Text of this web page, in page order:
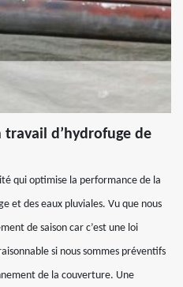
d’hydrofuge de
qui optimise la performance de la
et des eaux pluviales. Vu que nous
de saison car c’est une loi
si nous sommes préventifs
de la couverture. Une